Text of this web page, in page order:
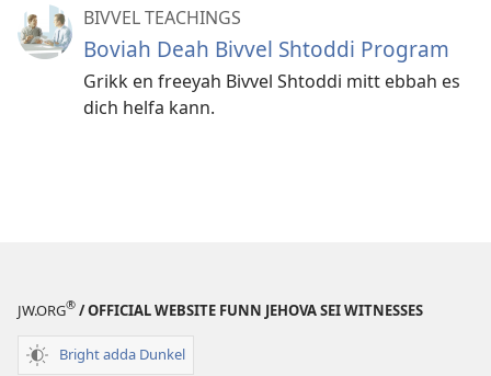
BIVVEL TEACHINGS
Boviah Deah Bivvel Shtoddi Program
Grikk en freeyah Bivvel Shtoddi mitt ebbah es
dich helfa kann.
JW.ORG® / OFFICIAL WEBSITE FUNN JEHOVA SEI WITNESSES
Bright adda Dunkel